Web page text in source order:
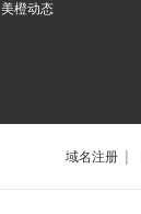
美橙动态
域名注册 |